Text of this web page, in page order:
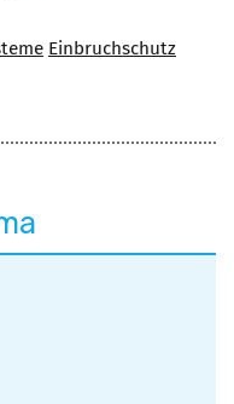
Einbruchschutz